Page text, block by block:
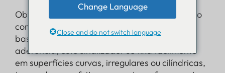
Obtenha a máxima flexibilidade de instalação
com o Lansitec Flex Tag. Construído com uma
base de gel de silicone macia e com boa
aderência, este sinalizador se fixa facilmente
em superfícies curvas, irregulares ou cilíndricas,
Change Language
Close and do not switch language